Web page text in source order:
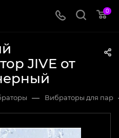
0
JIVE от
— Вибраторы для пар